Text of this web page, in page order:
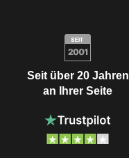
Seit über 20 Jahren
an Ihrer Seite